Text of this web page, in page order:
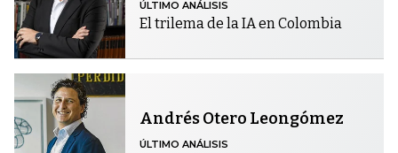
ÚLTIMO ANÁLISIS
El trilema de la IA en Colombia
Andrés Otero Leongómez
ÚLTIMO ANÁLISIS